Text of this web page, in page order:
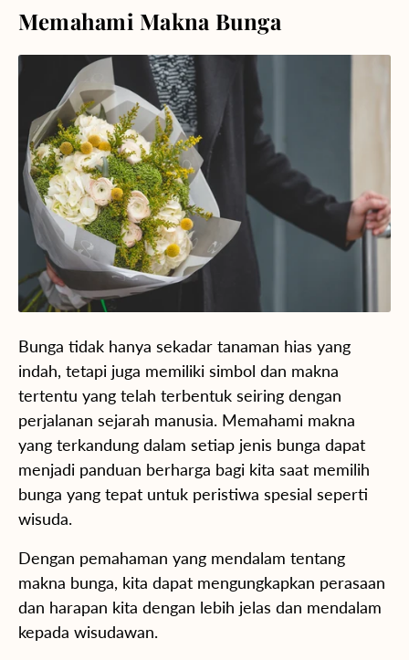
Memahami Makna Bunga
Bunga tidak hanya sekadar tanaman hias yang
indah, tetapi juga memiliki simbol dan makna
tertentu yang telah terbentuk seiring dengan
perjalanan sejarah manusia. Memahami makna
yang terkandung dalam setiap jenis bunga dapat
menjadi panduan berharga bagi kita saat memilih
bunga yang tepat untuk peristiwa spesial seperti
wisuda.
Dengan pemahaman yang mendalam tentang
makna bunga, kita dapat mengungkapkan perasaan
dan harapan kita dengan lebih jelas dan mendalam
kepada wisudawan.